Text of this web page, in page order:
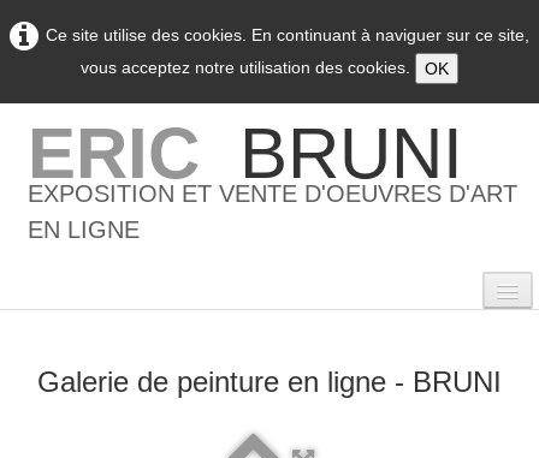
Ce site utilise des cookies. En continuant à naviguer sur ce site,
vous acceptez notre utilisation des cookies.
OK
ERIC BRUNI
EXPOSITION ET VENTE D'OEUVRES D'ART
EN LIGNE
0
Galerie de peinture en ligne - BRUNI